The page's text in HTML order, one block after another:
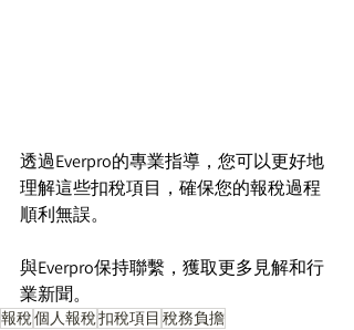
透過Everpro的專業指導，您可以更好地
理解這些扣稅項目，確保您的報稅過程
順利無誤。
與Everpro保持聯繫，獲取更多見解和行
業新聞。
報稅個人報稅扣稅項目 稅務負擔